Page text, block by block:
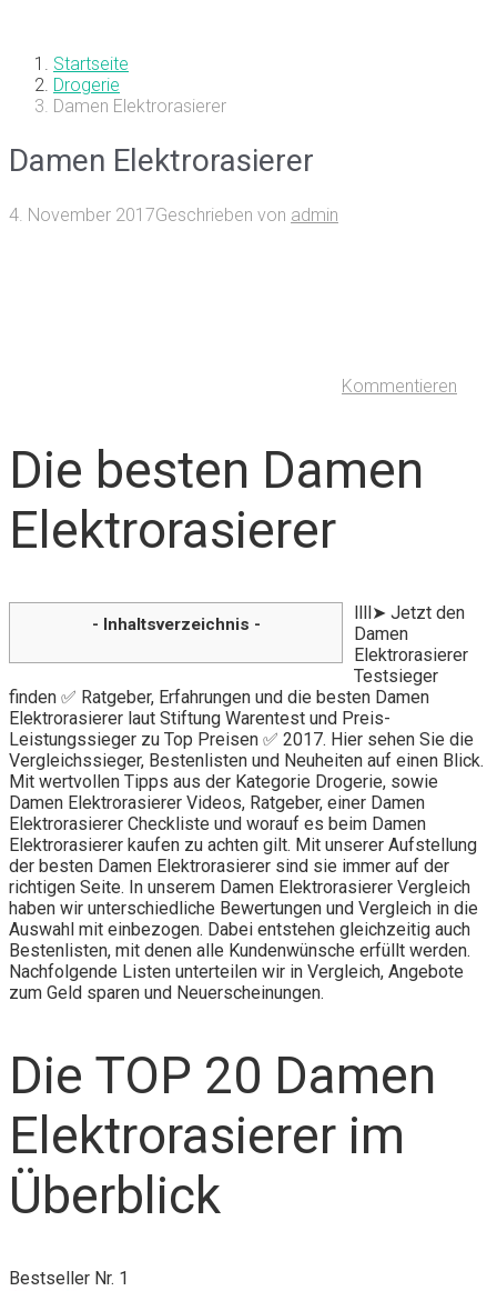
Startseite
Drogerie
Damen Elektrorasierer
Damen Elektrorasierer
4. November 2017Geschrieben von admin
Kommentieren
Die besten Damen
Elektrorasierer
- Inhaltsverzeichnis -
llll➤ Jetzt den
Damen
Elektrorasierer
Testsieger
finden ✅ Ratgeber, Erfahrungen und die besten Damen
Elektrorasierer laut Stiftung Warentest und Preis-
Leistungssieger zu Top Preisen ✅ 2017. Hier sehen Sie die
Vergleichssieger, Bestenlisten und Neuheiten auf einen Blick.
Mit wertvollen Tipps aus der Kategorie Drogerie, sowie
Damen Elektrorasierer Videos, Ratgeber, einer Damen
Elektrorasierer Checkliste und worauf es beim Damen
Elektrorasierer kaufen zu achten gilt. Mit unserer Aufstellung
der besten Damen Elektrorasierer sind sie immer auf der
richtigen Seite. In unserem Damen Elektrorasierer Vergleich
haben wir unterschiedliche Bewertungen und Vergleich in die
Auswahl mit einbezogen. Dabei entstehen gleichzeitig auch
Bestenlisten, mit denen alle Kundenwünsche erfüllt werden.
Nachfolgende Listen unterteilen wir in Vergleich, Angebote
zum Geld sparen und Neuerscheinungen.
Die TOP 20 Damen
Elektrorasierer im
Überblick
Bestseller Nr. 1